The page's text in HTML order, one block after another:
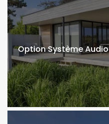
Option Système Audio